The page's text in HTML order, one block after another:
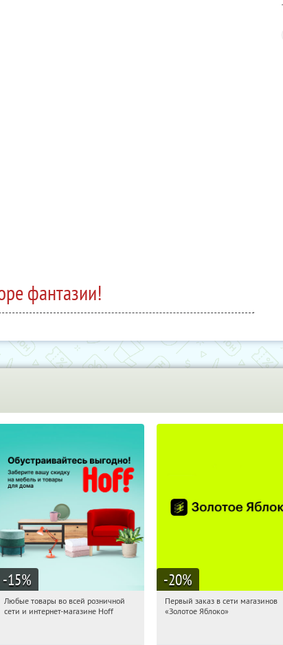
фантазии!
-15%
15:09:48 Получили:
Любые товары во всей розничной
сети и интернет-магазине Hoff
-20%
15:09:48
Получи
Первый заказ в сети магазинов
«Золотое Яблоко»